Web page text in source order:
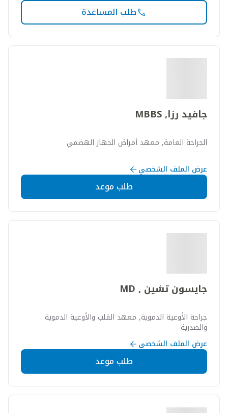
طلب المساعدة
جافيد رزا, MBBS
الجراحة العامة, معهد أمراض الجهاز الهضمي
عرض الملف الشخصي
طلب موعد
جايسون تشين , MD
جراحة الأوعية الدموية, معهد القلب والأوعية الدموية
والصدرية
عرض الملف الشخصي
طلب موعد